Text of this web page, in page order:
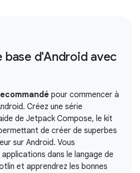
base d'Android avec
pour commencer à
Créez une série
de Jetpack Compose, le kit
de créer de superbes
sur Android. Vous
dans le langage de
et apprendrez les bonnes